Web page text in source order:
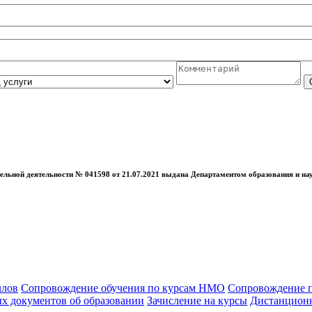
деятельности № 041598 от 21.07.2021 выдана Департаментом образования и
Сопровождение обучения по курсам НМО Сопровождение
документов об образовании Зачисление на курсы